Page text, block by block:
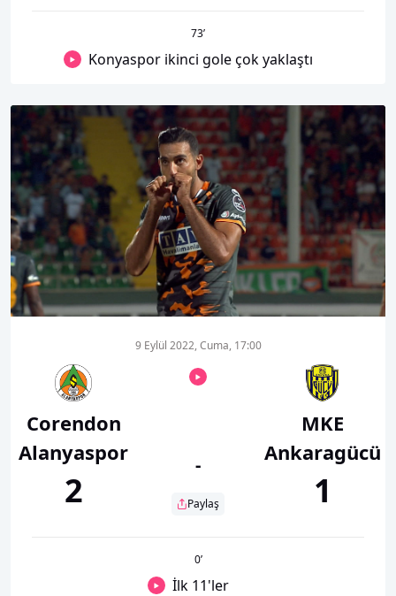
73’
Konyaspor ikinci gole çok yaklaştı
00:01 00:00
Corendon
Alanyaspor
2
9 Eylül 2022, Cuma, 17:00
-
Paylaş
MKE
Ankaragücü
1
0’
İlk 11'ler